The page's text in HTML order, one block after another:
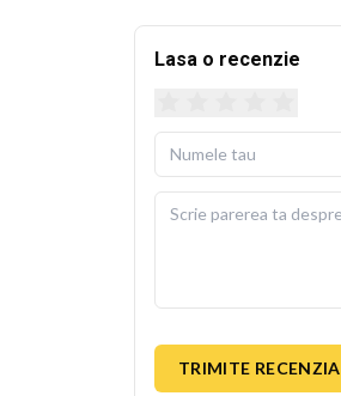
Lasa o recenzie
TRIMITE RECENZIA